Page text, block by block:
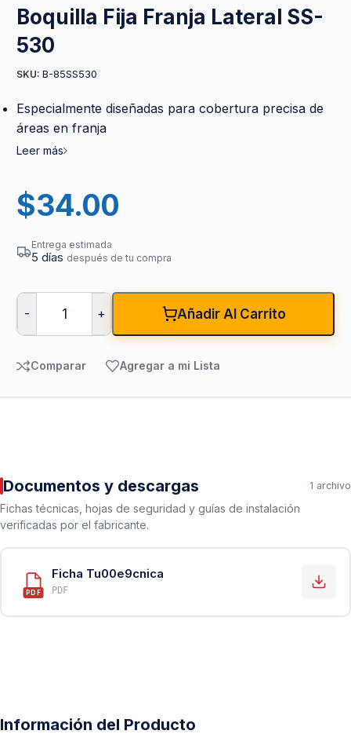
Boquilla Fija Franja Lateral SS-
530
SKU: B-85SS530
Especialmente diseñadas para cobertura precisa de
áreas en franja
Leer más
$34.00
Entrega estimada
5 días después de tu compra
- + Añadir Al Carrito
Comparar Agregar a mi Lista
Documentos y descargas 1 archivo
Fichas técnicas, hojas de seguridad y guías de instalación
verificadas por el fabricante.
PDF
Ficha Tu00e9cnica
PDF
Información del Producto